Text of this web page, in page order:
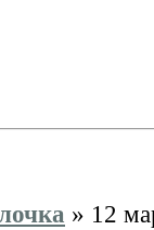
» 12